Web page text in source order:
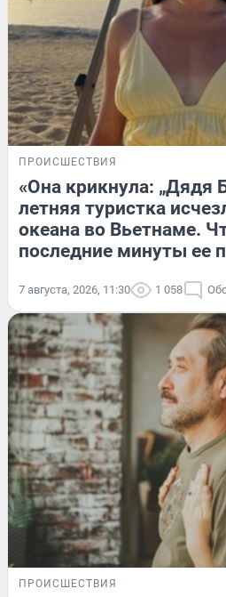
ПРОИСШЕСТВИЯ
«Она крикнула: „Дядя
летняя туристка
океана во Вьетнаме.
последние минуты ее
7 августа, 2026, 11:30 1 058
ПРОИСШЕСТВИЯ